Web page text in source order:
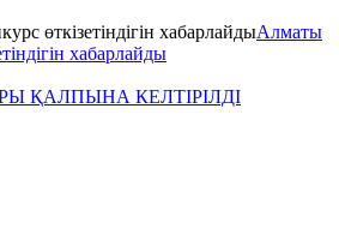
Алматы
хабарлайды
ҚАЛПЫНА КЕЛТІРІЛДІ